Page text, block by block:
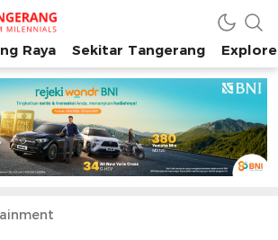
Tangerang Raya
Raya Sekitar Tangerang